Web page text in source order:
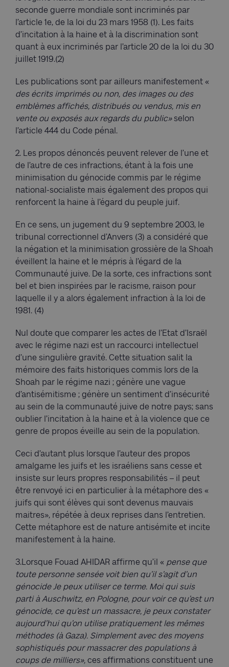
seconde guerre mondiale sont incriminés par
l’article 1e, de la loi du 23 mars 1958 (1). Les faits
d’incitation à la haine et à la discrimination sont
quant à eux incriminés par l’article 20 de la loi du 30
juillet 1919.(2)
Les publications sont par ailleurs manifestement «
des écrits imprimés ou non, des images ou des
emblèmes affichés, distribués ou vendus, mis en
vente ou exposés aux regards du public» selon
l’article 444 du Code pénal.
2. Les propos dénoncés peuvent relever de l’une et
de l’autre de ces infractions, étant à la fois une
minimisation du génocide commis par le régime
national-socialiste mais également des propos qui
renforcent la haine à l’égard du peuple juif.
En ce sens, un jugement du 9 septembre 2003, le
tribunal correctionnel d’Anvers (3) a considéré que
la négation et la minimisation grossière de la Shoah
éveillent la haine et le mépris à l’égard de la
Communauté juive. De la sorte, ces infractions sont
bel et bien inspirées par le racisme, raison pour
laquelle il y a alors également infraction à la loi de
1981. (4)
Nul doute que comparer les actes de l’Etat d’Israël
avec le régime nazi est un raccourci intellectuel
d’une singulière gravité. Cette situation salit la
mémoire des faits historiques commis lors de la
Shoah par le régime nazi ; génère une vague
d’antisémitisme ; génère un sentiment d’insécurité
au sein de la communauté juive de notre pays; sans
oublier l’incitation à la haine et à la violence que ce
genre de propos éveille au sein de la population.
Ceci d’autant plus lorsque l’auteur des propos
amalgame les juifs et les israéliens sans cesse et
insiste sur leurs propres responsabilités – il peut
être renvoyé ici en particulier à la métaphore des «
juifs qui sont élèves qui sont devenus mauvais
maitres», répétée à deux reprises dans l’entretien.
Cette métaphore est de nature antisémite et incite
manifestement à la haine.
3.Lorsque Fouad AHIDAR affirme qu’il « pense que
toute personne sensée voit bien qu’il s’agit d’un
génocide Je peux utiliser ce terme. Moi qui suis
partià Auschwitz, en Pologne, pour voir ce qu’est un
génocide, ce qu’est un massacre, je peux constater
aujourd’hui qu’on utilise pratiquement les mêmes
méthodes (à Gaza). Simplement avec des moyens
sophistiquéspour massacrer des populations à
coups de milliers», ces affirmations constituent une